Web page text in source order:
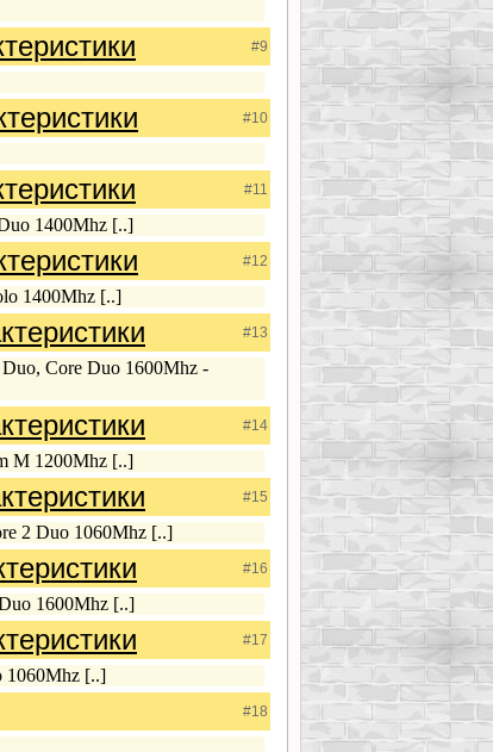
#9
#10
#11
1400Mhz [..]
#12
1400Mhz [..]
#13
Core Duo 1600Mhz -
#14
M 1200Mhz [..]
#15
2 Duo 1060Mhz [..]
#16
1600Mhz [..]
#17
1060Mhz [..]
#18